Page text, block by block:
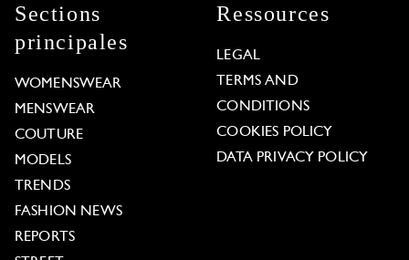
Sections
principales
WOMENSWEAR
MENSWEAR
COUTURE
MODELS
TRENDS
FASHION NEWS
REPORTS
Ressources
LEGAL
TERMS AND
CONDITIONS
COOKIES POLICY
DATA PRIVACY POLICY